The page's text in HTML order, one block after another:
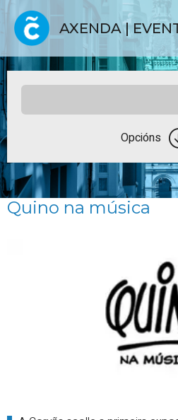
AXENDA |
Opcións
Quino na música